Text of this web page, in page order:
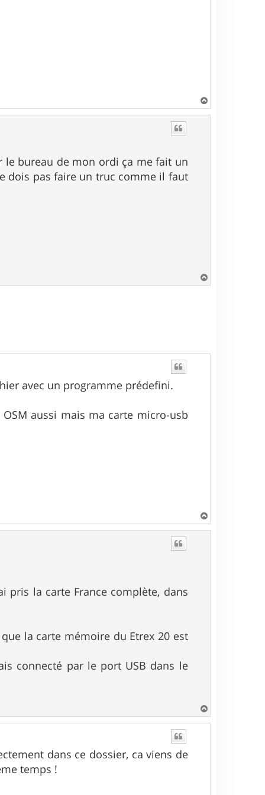
a
le bureau de mon ordi ça me fait un
dois pas faire un truc comme il faut
a
avec un programme prédefini.
aussi mais ma carte micro-usb
a
pris la carte France complète, dans
la carte mémoire du Etrex 20 est
connecté par le port USB dans le
a
dans ce dossier, ca viens de
temps !